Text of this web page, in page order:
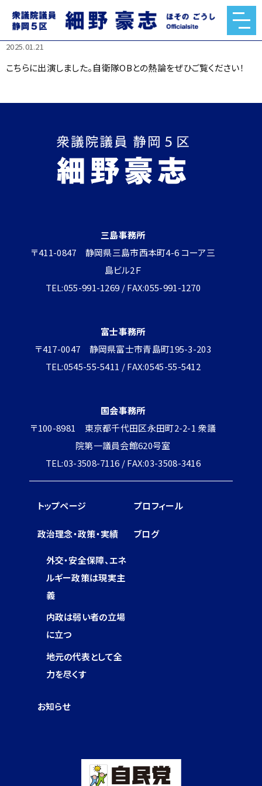
こちらに出演しました。自衛隊OBとの熱論をぜひご覧くださ
い！
2025.01.21
こちらに出演しました。自衛隊OBとの熱論をぜひご覧ください！
三島事務所
〒411-0847 静岡県三島市西本町4-6 コーア三
島ビル2Ｆ
TEL:055-991-1269 / FAX:055-991-1270
富士事務所
〒417-0047 静岡県富士市青島町195-3-203
TEL:0545-55-5411 / FAX:0545-55-5412
国会事務所
〒100-8981 東京都千代田区永田町2-2-1 衆議
院第一議員会館620号室
TEL:03-3508-7116 / FAX:03-3508-3416
トップページ プロフィール
政治理念・政策・実績
外交・安全保障、エネ
ルギー政策は現実主
義
内政は弱い者の立場
に立つ
地元の代表として全
力を尽くす
ブログ
お知らせ